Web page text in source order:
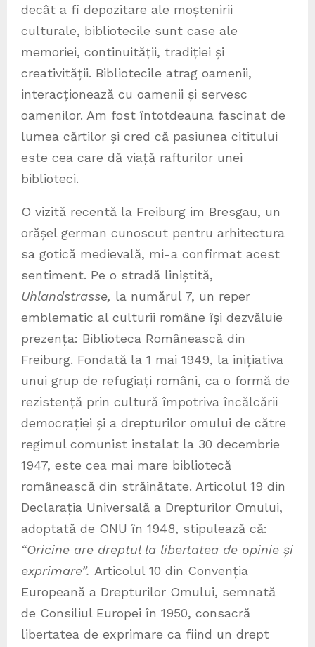
decât a fi depozitare ale moștenirii
culturale, bibliotecile sunt case ale
memoriei, continuității, tradiției și
creativității. Bibliotecile atrag oamenii,
interacționează cu oamenii și servesc
oamenilor. Am fost întotdeauna fascinat de
lumea cărtilor și cred că pasiunea cititului
este cea care dă viață rafturilor unei
biblioteci.
O vizită recentă la Freiburg im Bresgau, un
orășel german cunoscut pentru arhitectura
sa gotică medievală, mi-a confirmat acest
sentiment. Pe o stradă liniștită,
Uhlandstrasse, la numărul 7, un reper
emblematic al culturii române își dezvăluie
prezența: Biblioteca Românească din
Freiburg. Fondată la 1 mai 1949, la inițiativa
unui grup de refugiați români, ca o formă de
rezistență prin cultură împotriva încălcării
democrației și a drepturilor omului de către
regimul comunist instalat la 30 decembrie
1947, este cea mai mare bibliotecă
românească din străinătate. Articolul 19 din
Declarația Universală a Drepturilor Omului,
adoptată de ONU în 1948, stipulează că:
“Oricine are dreptul la libertatea de opinie și
exprimare”. Articolul 10 din Convenția
Europeană a Drepturilor Omului, semnată
de Consiliul Europei în 1950, consacră
libertatea de exprimare ca fiind un drept